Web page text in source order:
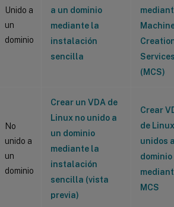
Unido a
un
dominio
a un dominio
mediante la
instalación
sencilla
Services
(MCS)
No
unido a
un
dominio
Crear un VDA de
Linux no unido a
un dominio
mediante la
instalación
sencilla (vista
previa)
Crear
de
unidos
dominio
MCS